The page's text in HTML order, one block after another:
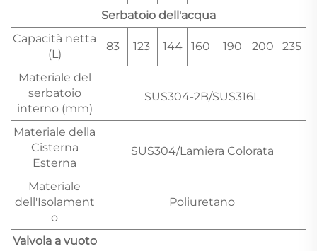
Serbatoio dell'acqua
Capacità netta
(L)
83 123 144 160 190 200 235
Materiale del
serbatoio
interno (mm)
SUS304-2B/SUS316L
Materiale della
Cisterna
Esterna
SUS304/Lamiera Colorata
Materiale
dell'Isolament
o
Poliuretano
Valvola a vuoto